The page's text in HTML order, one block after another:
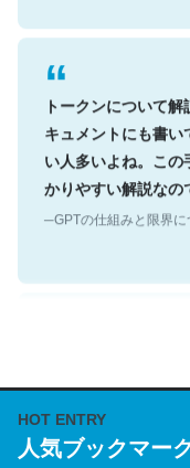
トークンについて
キュメントにも書い
い人多いよね。こ
かりやすい解説なの
─GPTの仕組みと限界
/064121
HOT ENTRY
人気ブックマー